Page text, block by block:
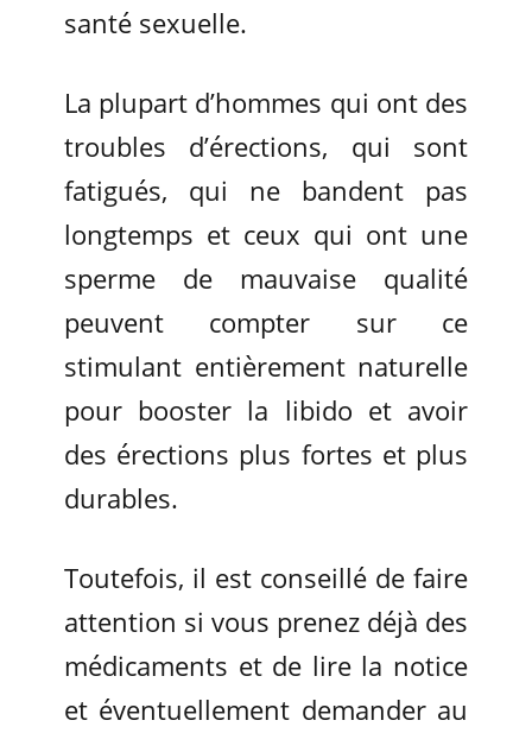
santé sexuelle.
La plupart d’hommes qui ont des
troubles d’érections, qui sont
fatigués, qui ne bandent pas
longtemps et ceux qui ont une
sperme de mauvaise qualité
peuvent compter sur ce
stimulant entièrement naturelle
pour booster la libido et avoir
des érections plus fortes et plus
durables.
Toutefois, il est conseillé de faire
attention si vous prenez déjà des
médicaments et de lire la notice
et éventuellement demander au